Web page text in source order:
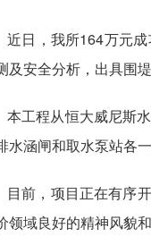
近日，我所164万元
及安全分析，出具围
本工程从恒大威尼斯
水涵闸和取水泵站各一
目前，项目正在有序
领域良好的精神风貌